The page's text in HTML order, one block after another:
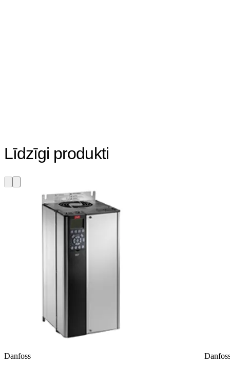
Līdzīgi produkti
Danfoss